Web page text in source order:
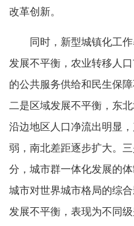
改革创新。
同时，新型城镇化工
发展不平衡，农业转移人
的公共服务供给和民生保
二是区域发展不平衡，东
沿边地区人口净流出明显
弱，南北差距逐步扩大。
分，城市群一体化发展的
城市对世界城市格局的综
发展不平衡，表现为不同